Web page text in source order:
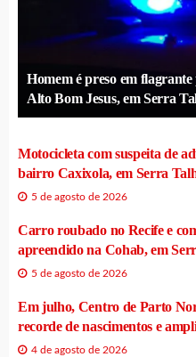
Homem é preso em
Alto Bom Jesus, em Serra
Motocicleta com suspeita de
bairro Caxixola, em Serra
5 de agosto de 2026
Carro roubado no Recife e
apreendido na Cohab, em
5 de agosto de 2026
Em julho, Centro de Parto
recorde de nascimentos e
4 de agosto de 2026